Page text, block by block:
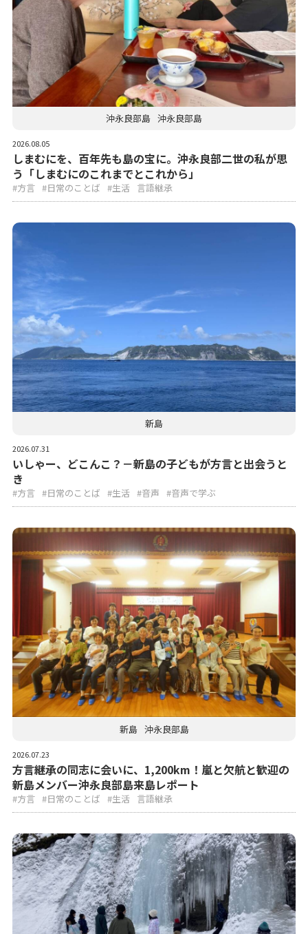
沖永良部島 沖永良部島
2026.08.05
しまむにを、百年先も島の宝に。沖永良部二世の私が思
う「しまむにのこれまでとこれから」
#方言 #日常のことば #生活 言語継承
新島
2026.07.31
いしゃー、どこんこ？－新島の子どもが方言と出会うと
き
#方言 #日常のことば #生活 #音声 #音声で学ぶ
新島 沖永良部島
2026.07.23
方言継承の同志に会いに、1,200km！嵐と欠航と歓迎の
新島メンバー沖永良部島来島レポート
#方言 #日常のことば #生活 言語継承